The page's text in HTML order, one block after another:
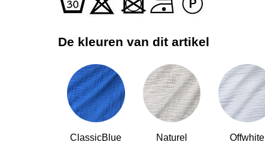
De kleuren van dit artikel
ClassicBlue Naturel Offwhite